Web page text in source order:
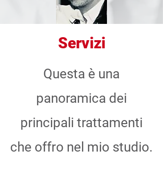
Servizi
Questa è una
panoramica dei
principali trattamenti
che offro nel mio studio.